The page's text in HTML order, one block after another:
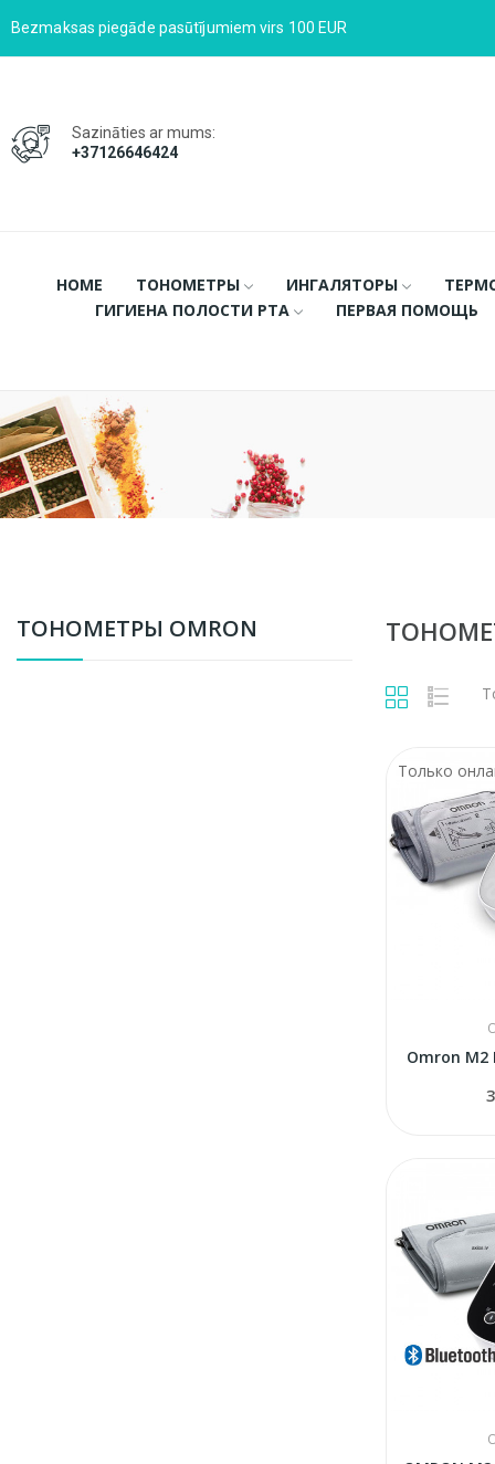
Bezmaksas piegāde pasūtījumiem virs 100 EUR
Sazināties ar mums:
+37126646424
HOME ТОНОМЕТРЫ ИНГАЛЯТОРЫ
ГИГИЕНА ПОЛОСТИ РТА
ПЕРВАЯ ПОМОЩЬ
ТОНОМЕТРЫ OMRON
Только
Omron M2